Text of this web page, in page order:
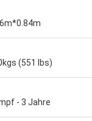
(551 lbs)
- 3 Jahre